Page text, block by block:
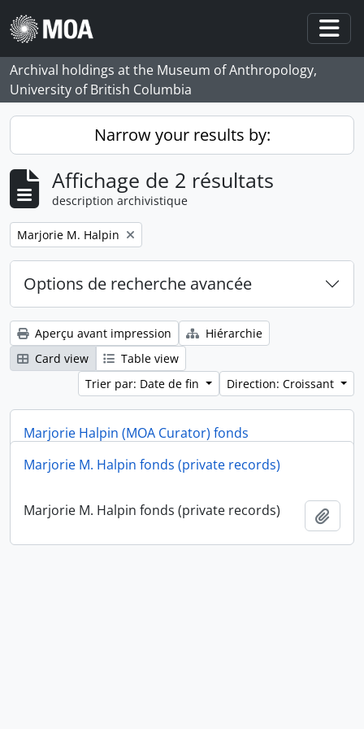
Skip to main content
Archival holdings at the Museum of Anthropology,
University of British Columbia
Narrow your results by:
Affichage de 2 résultats
description archivistique
Remove filter:
Marjorie M. Halpin
Options de recherche avancée
Aperçu avant impression
Hiérarchie
Card view
Table view
Trier par: Date de fin
Direction: Croissant
Marjorie Halpin (MOA Curator) fonds
Marjorie Halpin (MOA Curator) fonds
Marjorie M. Halpin fonds (private records)
Marjorie M. Halpin fonds (private records)